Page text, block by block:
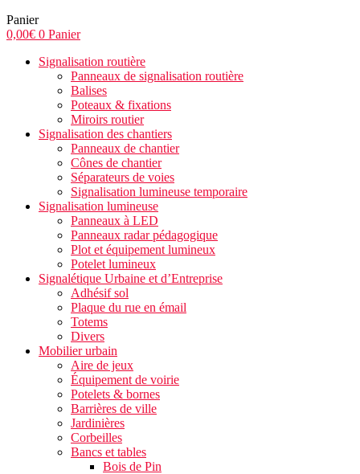
Panier
0,00€ 0 Panier
Signalisation routière
Panneaux de signalisation routière
Balises
Poteaux & fixations
Miroirs routier
Signalisation des chantiers
Panneaux de chantier
Cônes de chantier
Séparateurs de voies
Signalisation lumineuse temporaire
Signalisation lumineuse
Panneaux à LED
Panneaux radar pédagogique
Plot et équipement lumineux
Potelet lumineux
Signalétique Urbaine et d’Entreprise
Adhésif sol
Plaque du rue en émail
Totems
Divers
Mobilier urbain
Aire de jeux
Équipement de voirie
Potelets & bornes
Barrières de ville
Jardinières
Corbeilles
Bancs et tables
Bois de Pin